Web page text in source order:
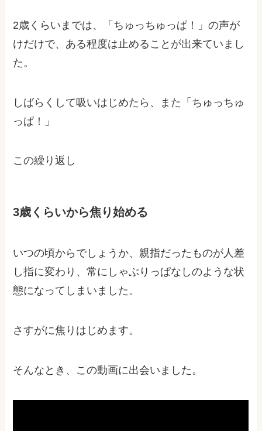
2歳くらいまでは、「ちゅっちゅっぱ！」の声が
けだけで、ある程度は止めることが出来ていまし
た。
しばらくして吸いはじめたら、また「ちゅっちゅ
っぱ！」
この繰り返し
3歳くらいから焦り始める
いつの頃からでしょうか、親指だったものが人差
し指に変わり、常にしゃぶりっぱなしのような状
態になってしまいました。
さすがに焦りはじめます。
そんなとき、この動画に出会いました。